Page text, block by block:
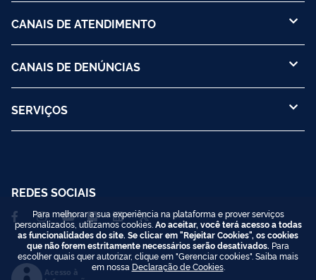
CANAIS DE ATENDIMENTO
CANAIS DE DENÚNCIAS
SERVIÇOS
REDES SOCIAIS
Acesso à
Para melhorar a sua experiência na plataforma e prover serviços
personalizados, utilizamos cookies. Ao aceitar, você terá acesso a todas
as funcionalidades do site. Se clicar em "Rejeitar Cookies", os cookies
que não forem estritamente necessários serão desativados. Para
escolher quais quer autorizar, clique em "Gerenciar cookies". Saiba mais
em nossa Declaração de Cookies.